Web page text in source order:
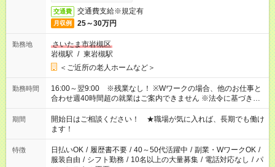
交通費 交通費支給※規定有
月収例 25～30万円
勤務地
さいたま市岩槻区
岩槻駅 / 東岩槻駅
＜ご近所の老人ホームなど＞
勤務時間
16:00～翌9:00 ※残業なし！ ※Wワークの場合、他のお仕事と
合わせ週40時間超の就業はご案内できません ※法令に基づき、
週20時間以上勤務は社会保険への加入対象となります ※労働者
派遣法（日雇い派遣の原則禁止）により、短時間・短期間の就
業はご案内が難しい場合があります
期間
開始日はご相談ください！ ★職場が気に入れば、長期でも働け
ます！
特徴 日払いOK / 履歴書不要 / 40～50代活躍中 / 副業・WワークOK /
服装自由 / シフト勤務 / 10名以上の大量募集 / 電話対応なし / パ